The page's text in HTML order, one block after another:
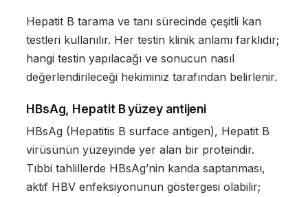
Hepatit B tarama ve tanı sürecinde çeşitli kan
testleri kullanılır. Her testin klinik anlamı farklıdır;
hangi testin yapılacağı ve sonucun nasıl
değerlendirileceği hekiminiz tarafından belirlenir.
HBsAg, Hepatit B yüzey antijeni
HBsAg (Hepatitis B surface antigen), Hepatit B
virüsünün yüzeyinde yer alan bir proteindir.
Tıbbi tahlillerde HBsAg’nin kanda saptanması,
aktif HBV enfeksiyonunun göstergesi olabilir;